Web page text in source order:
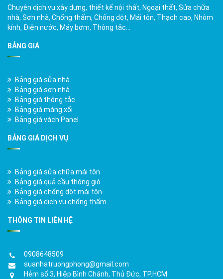
Chuyên dịch vụ xây dựng, thiết kế nội thất, Ngoại thất, Sửa chữa
nhà, Sơn nhà, Chống thấm, Chống dột, Mái tôn, Thạch cao, Nhôm
kính, Điện nước, Máy bơm, Thông tắc…
BẢNG GIÁ
Bảng giá sửa nhà
Bảng giá sơn nhà
Bảng giá thông tắc
Bảng giá máng xối
Bảng giá vách Panel
BẢNG GIÁ DỊCH VỤ
Bảng giá sửa chữa mái tôn
Bảng giá quả cầu thông gió
Bảng giá chống dột mái tôn
Bảng giá dịch vụ chống thấm
THÔNG TIN LIÊN HỆ
0908648509
suanhatruongphong@gmail.com
Hẻm số 3, Hiệp Bình Chánh, Thủ Đức, TP.HCM